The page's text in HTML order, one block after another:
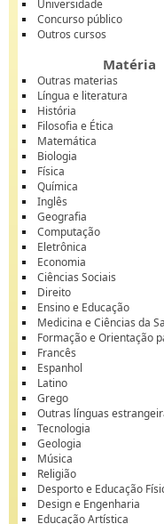
Universidade
Concurso público
Outros cursos
Matéria
Outras materias
Língua e literatura
História
Filosofia e Ética
Matemática
Biologia
Física
Química
Inglês
Geografia
Computação
Eletrônica
Economia
Ciências Sociais
Direito
Ensino e Educação
Medicina e Ciências da
Formação e Orientação
Francês
Espanhol
Latino
Grego
Outras línguas
Tecnologia
Geologia
Música
Religião
Desporto e Educação
Design e Engenharia
Educação Artística